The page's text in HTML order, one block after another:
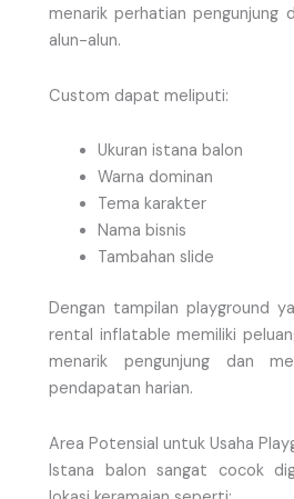
menarik perhatian pengunjung
alun-alun.
Custom dapat meliputi:
Ukuran istana balon
Warna dominan
Tema karakter
Nama bisnis
Tambahan slide
Dengan tampilan playground
rental inflatable memiliki
menarik pengunjung dan
pendapatan harian.
Area Potensial untuk Usaha
Istana balon sangat cocok